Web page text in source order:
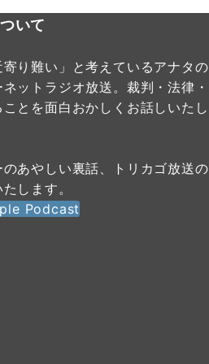
いて
寄り難い」と考えているアナタの
ットラジオ放送。裁判・法律・
とを面白おかしくお話しいたし
あやしい裏話、トリカゴ放送の
します。
Podcast